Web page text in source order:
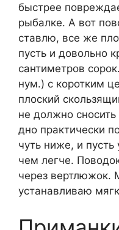
быстрее
рыбалке. А вот
ставлю, все же
пусть и довольно
сантиметров
нум.) с коротким
плоский
не должно
дно практически
чуть ниже, и
чем легче.
через вертлюжок.
устанавливаю